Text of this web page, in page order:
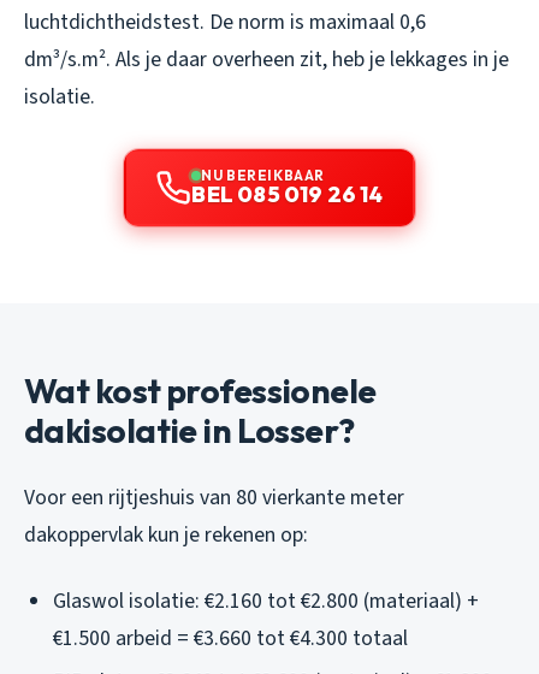
luchtdichtheidstest. De norm is maximaal 0,6
dm³/s.m². Als je daar overheen zit, heb je lekkages in je
isolatie.
NU BEREIKBAAR
BEL 085 019 26 14
Wat kost professionele
dakisolatie in Losser?
Voor een rijtjeshuis van 80 vierkante meter
dakoppervlak kun je rekenen op:
Glaswol isolatie: €2.160 tot €2.800 (materiaal) +
€1.500 arbeid = €3.660 tot €4.300 totaal